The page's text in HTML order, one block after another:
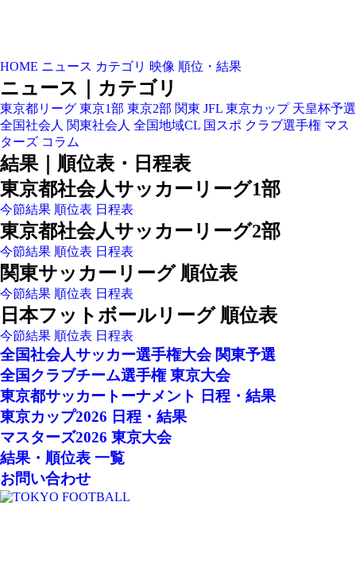
HOME ニュース カテゴリ 映像 順位・結果
ニュース｜カテゴリ
東京都リーグ 東京1部 東京2部 関東 JFL 東京カップ 天皇杯予選
全国社会人 関東社会人 全国地域CL 国スポ クラブ選手権 マス
ターズ コラム
結果｜順位表・日程表
東京都社会人サッカーリーグ1部
今節結果 順位表 日程表
東京都社会人サッカーリーグ2部
今節結果 順位表 日程表
関東サッカーリーグ 順位表
今節結果 順位表 日程表
日本フットボールリーグ 順位表
今節結果 順位表 日程表
全国社会人サッカー選手権大会 関東予選
全国クラブチーム選手権 東京大会
東京都サッカートーナメント 日程・結果
東京カップ2026 日程・結果
マスターズ2026 東京大会
結果・順位表 一覧
お問い合わせ